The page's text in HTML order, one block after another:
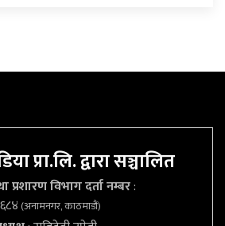
प्रा.लि. द्वारा सञ्चालित
प्रशारण विभाग दर्ता नम्बर:
(अनामनगर, काठमाडौं)